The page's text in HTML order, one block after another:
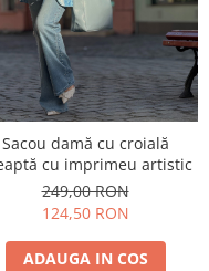
Sacou damă cu croială
cu imprimeu artistic
249,00 RON
124,50 RON
ADAUGA IN COS